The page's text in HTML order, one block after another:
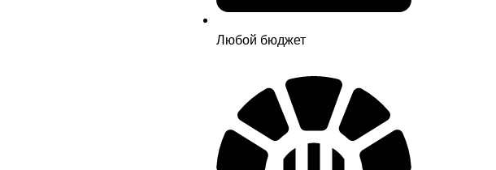
Любой бюджет